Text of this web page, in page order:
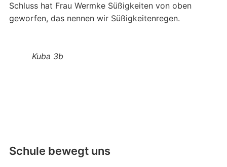
Schluss hat Frau Wermke Süßigkeiten von oben
geworfen, das nennen wir Süßigkeitenregen.
Kuba 3b
Schule bewegt uns